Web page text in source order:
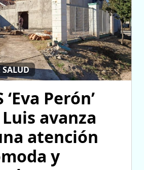
‘Eva Perón’
avanza
atención
y